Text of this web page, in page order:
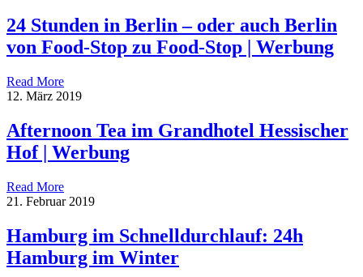
24 Stunden in Berlin – oder auch Berlin
von Food-Stop zu Food-Stop | Werbung
Read More
12. März 2019
Afternoon Tea im Grandhotel Hessischer
Hof | Werbung
Read More
21. Februar 2019
Hamburg im Schnelldurchlauf: 24h
Hamburg im Winter